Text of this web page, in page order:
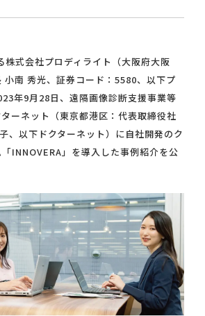
株式会社プロディライト（大阪府大阪
小南 秀光、証券コード：5580、以下プ
年9月28日、遠隔画像診断支援事業等
ーネット（東京都港区：代表取締役社
、以下ドクターネット）に自社開発のク
INNOVERA」を導入した事例紹介を公